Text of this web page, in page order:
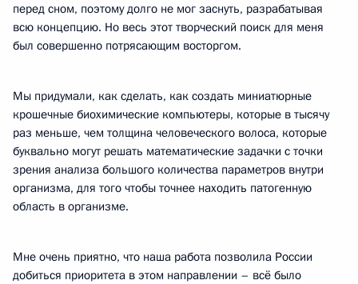
перед сном, поэтому долго не мог заснуть, разрабатывая
всю концепцию. Но весь этот творческий поиск для меня
был совершенно потрясающим восторгом.
Мы придумали, как сделать, как создать миниатюрные
крошечные биохимические компьютеры, которые в тысячу
раз меньше, чем толщина человеческого волоса, которые
буквально могут решать математические задачки с точки
зрения анализа большого количества параметров внутри
организма, для того чтобы точнее находить патогенную
область в организме.
Мне очень приятно, что наша работа позволила России
добиться приоритета в этом направлении – всё было